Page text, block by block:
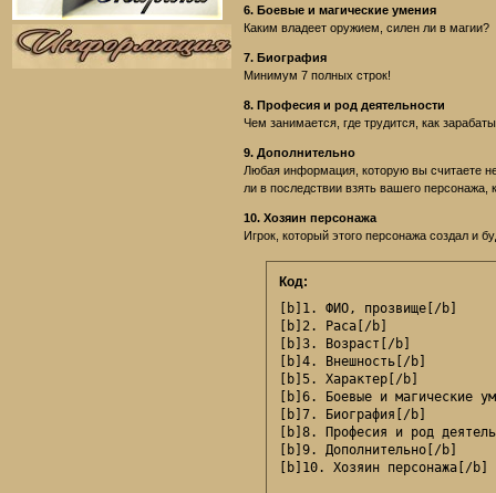
6. Боевые и магические умения
Каким владеет оружием, силен ли в магии?
7. Биография
Минимум 7 полных строк!
8. Професия и род деятельности
Чем занимается, где трудится, как
9. Дополнительно
Любая информация, которую вы считаете
ли в последствии взять вашего персонажа,
10. Хозяин персонажа
Игрок, который этого персонажа создал и
Код:
[b]1. ФИО, прозвище[/b]
[b]2. Раса[/b]
[b]3. Возраст[/b]
[b]4. Внешность[/b]
[b]5. Характер[/b]
[b]6. Боевые и магические
[b]7. Биография[/b]
[b]8. Професия и род
[b]9. Дополнительно[/b]
[b]10. Хозяин персонажа[/b]